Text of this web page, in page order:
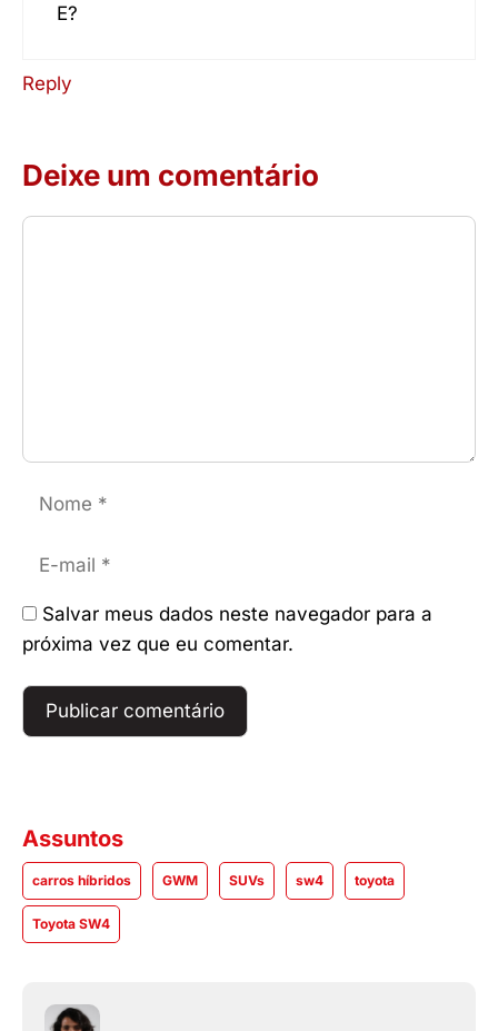
E?
Reply
Deixe um comentário
Comentário
Nome
E-
mail
Salvar meus dados neste navegador para a
próxima vez que eu comentar.
Assuntos
carros híbridos GWM SUVs sw4 toyota
Toyota SW4